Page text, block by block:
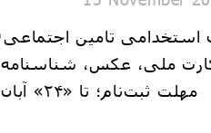
استخدامی تامین اجتماعی
کارت ملی، عکس، شناسنامه
⬅️مهلت ثبت‌نام؛ تا «۲۴» آبان